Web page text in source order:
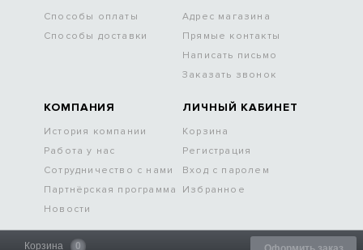
Способы оплаты
Способы доставки
Адрес магазина
Прямые контакты
Написать письмо
Заказать звонок
КОМПАНИЯ
История компании
Работа у нас
Сотрудничество с нами
Партнёрская программа
Новости
ЛИЧНЫЙ КАБИНЕТ
Корзина
Регистрация
Вход с паролем
Избранное
Корзина 0